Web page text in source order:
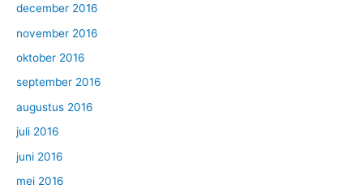
december 2016
november 2016
oktober 2016
september 2016
augustus 2016
juli 2016
juni 2016
mei 2016